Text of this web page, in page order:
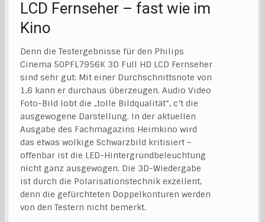
LCD Fernseher – fast wie im
Kino
Denn die Testergebnisse für den Philips
Cinema 50PFL7956K 3D Full HD LCD Fernseher
sind sehr gut: Mit einer Durchschnittsnote von
1,6 kann er durchaus überzeugen. Audio Video
Foto-Bild lobt die „tolle Bildqualität“, c’t die
ausgewogene Darstellung. In der aktuellen
Ausgabe des Fachmagazins Heimkino wird
das etwas wolkige Schwarzbild kritisiert –
offenbar ist die LED-Hintergrundbeleuchtung
nicht ganz ausgewogen. Die 3D-Wiedergabe
ist durch die Polarisationstechnik exzellent,
denn die gefürchteten Doppelkonturen werden
von den Testern nicht bemerkt.